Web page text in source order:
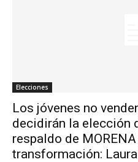
Elecciones
Los jóvenes no
decidirán la elección
respaldo de
transformación: